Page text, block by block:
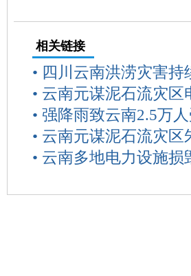
相关链接
• 四川云南洪涝灾害持
• 云南元谋泥石流灾区
• 强降雨致云南2.5万
• 云南元谋泥石流灾区
• 云南多地电力设施损